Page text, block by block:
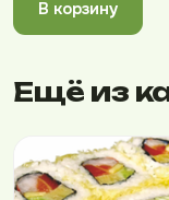
В корзину
Ещё из